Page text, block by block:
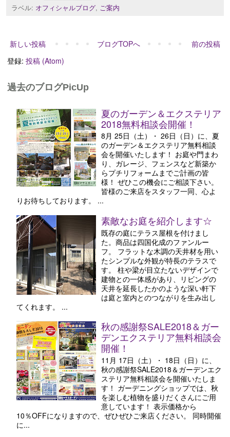
ラベル: オフィシャルブログ, ご案内
新しい投稿 前の投稿
ブログTOPへ
登録: 投稿 (Atom)
過去のブログPicUp
夏のガーデン＆エクステリア
2018無料相談会開催！
8月 25日（土）・ 26日（日）に、夏
のガーデン＆エクステリア無料相談
会を開催いたします！ お庭や門まわ
り、ガレージ、フェンスなど新築か
らプチリフォームまでご計画の皆
様！ ぜひこの機会にご相談下さい。
皆様のご来店をスタッフ一同、心よ
りお待ちしております。 ...
素敵なお庭を紹介します☆
既存の庭にテラス屋根を付けまし
た。商品は四国化成のファンルー
フ。 フラットな木調の天井材を用い
たシンプルな外観が特長のテラスで
す。 柱や梁が目立たないデザインで
建物との一体感があり、リビングの
天井を延長したかのような深い軒下
は庭と室内とのつながりを生み出し
てくれます。 ...
秋の感謝祭SALE2018＆ガー
デンエクステリア無料相談会
開催！
11月 17日（土）・ 18日（日）に、
秋の感謝祭SALE2018＆ガーデンエク
ステリア無料相談会を開催いたしま
す！ ガーデニングショップでは、秋
を楽しむ植物を盛りだくさんにご用
意しています！ 表示価格から
10％OFFになりますので、ぜひぜひご来店ください。 同時開催
に...